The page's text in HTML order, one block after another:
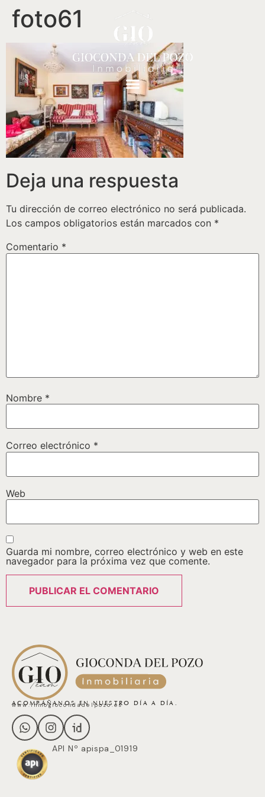
foto61
Deja una respuesta
Tu dirección de correo electrónico no será publicada.
Los campos obligatorios están marcados con *
Comentario *
Nombre *
Correo electrónico *
Web
Guarda mi nombre, correo electrónico y web en este
navegador para la próxima vez que comente.
ACOMPÁÑANOS EN NUESTRO DÍA A DÍA.
www.inmogiocondadelpozo.es
API Nº apispa_01919